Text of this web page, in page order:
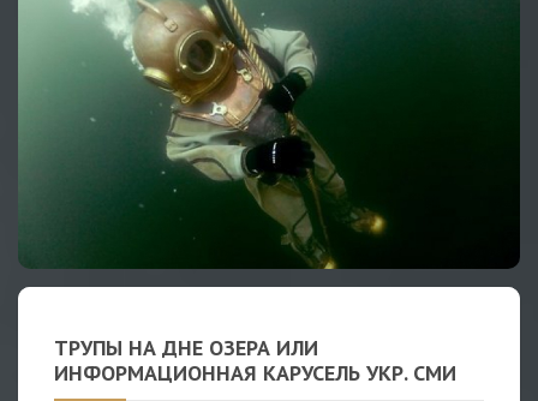
ТРУПЫ НА ДНЕ ОЗЕРА ИЛИ
ИНФОРМАЦИОННАЯ КАРУСЕЛЬ УКР. СМИ